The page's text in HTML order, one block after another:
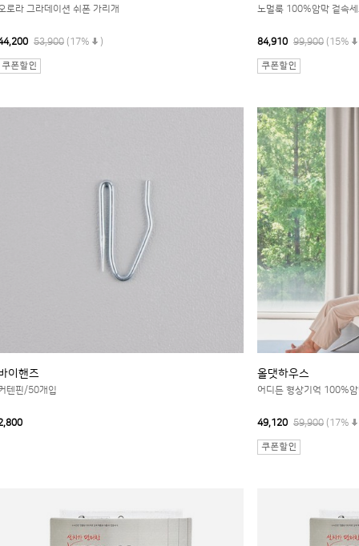
로라 그라데이션 쉬폰 가리개
53,900 (17% )
노멀룩 100%암막 겉속
84,910 99,900 (15%
이핸즈
텐핀/50개입
올댓하우스
어디든 형상기억 100%
49,120 59,900 (17%